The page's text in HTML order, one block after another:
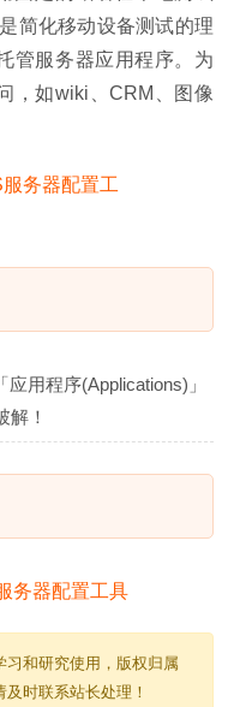
简化移动设备测试的理
管服务器应用程序。为
，如wiki、CRM、图像
应用程序(Applications)」
解！
和研究使用，版权归属
时联系站长处理！